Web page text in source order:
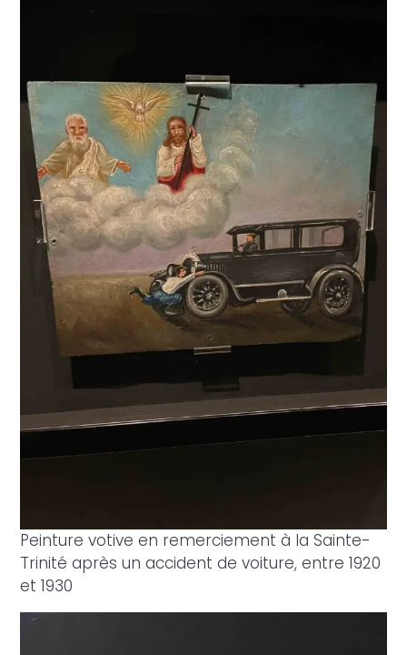
Peinture votive en remerciement à la Sainte-
Trinité après un accident de voiture, entre 1920
et 1930